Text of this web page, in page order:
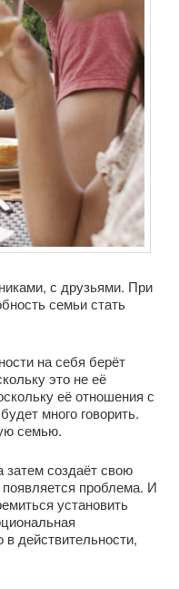
с друзьями. При
семьи стать
на себя берёт
это не её
её отношения с
много говорить.
семью.
затем создаёт свою
проблема. И
установить
действительности,